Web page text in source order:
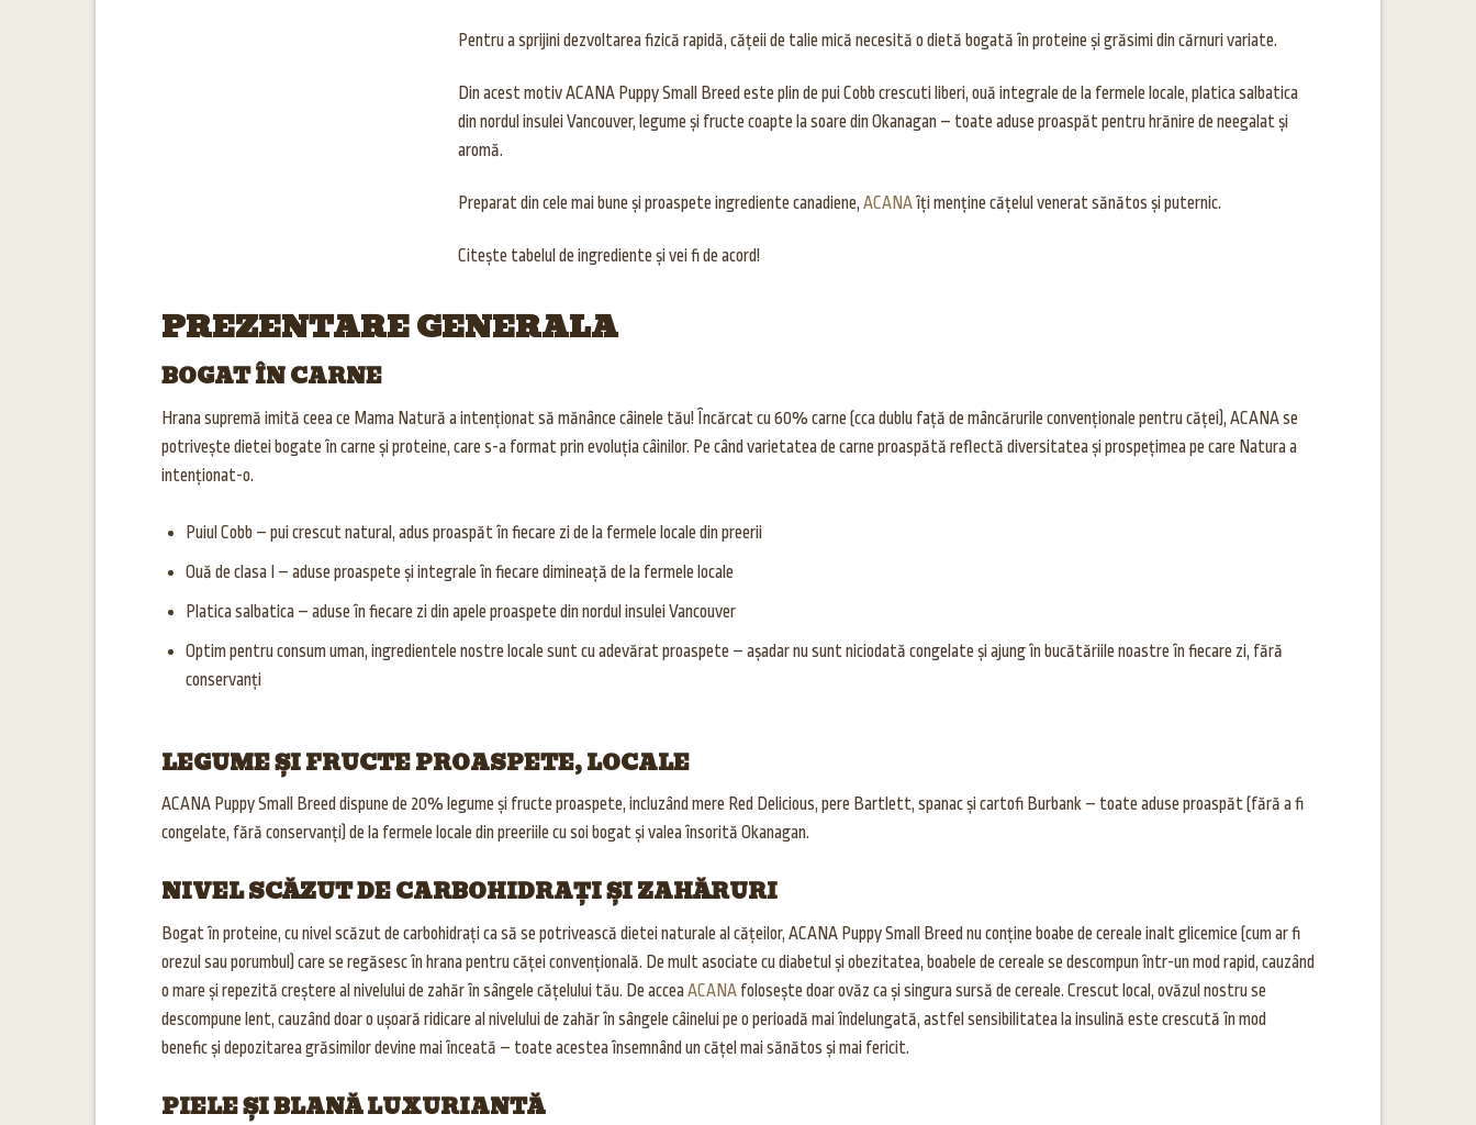
Pentru a sprijini dezvoltarea fizică rapidă, cățeii de talie mică necesită o dietă bogată în proteine și grăsimi din cărnuri variate.
Din acest motiv ACANA Puppy Small Breed este plin de pui Cobb crescuti liberi, ouă integrale de la fermele locale, platica salbatica
din nordul insulei Vancouver, legume și fructe coapte la soare din Okanagan – toate aduse proaspăt pentru hrănire de neegalat și
aromă.
Preparat din cele mai bune și proaspete ingrediente canadiene, ACANAîți menține cățelul venerat sănătos și puternic.
Citește tabelul de ingrediente și vei fi de acord!
PREZENTARE GENERALA
BOGAT ÎN CARNE
Hrana supremă imită ceea ce Mama Natură a intenționat să mănânce câinele tău! Încărcat cu 60% carne (cca dublu față de mâncărurile convenționale pentru căței), ACANA se
potrivește dietei bogate în carne și proteine, care s-a format prin evoluția câinilor. Pe când varietatea de carne proaspătă reflectă diversitatea și prospețimea pe care Natura a
intenționat-o.
Puiul Cobb – pui crescut natural, adus proaspăt în fiecare zi de la fermele locale din preerii
Ouă de clasa I – aduse proaspete și integrale în fiecare dimineață de la fermele locale
Platica salbatica – aduse în fiecare zi din apele proaspete din nordul insulei Vancouver
Optim pentru consum uman, ingredientele nostre locale sunt cu adevărat proaspete – așadar nu sunt niciodată congelate și ajung în bucătăriile noastre în fiecare zi, fără
conservanți
LEGUME ȘI FRUCTE PROASPETE, LOCALE
ACANA Puppy Small Breed dispune de 20% legume și fructe proaspete, incluzând mere Red Delicious, pere Bartlett, spanac și cartofi Burbank – toate aduse proaspăt (fără a fi
congelate, fără conservanți) de la fermele locale din preeriile cu soi bogat și valea însorită Okanagan.
NIVEL SCĂZUT DE CARBOHIDRAȚI ȘI ZAHĂRURI
Bogat în proteine, cu nivel scăzut de carbohidrați ca să se potrivească dietei naturale al cățeilor, ACANA Puppy Small Breed nu conține boabe de cereale inalt glicemice (cum ar fi
orezul sau porumbul) care se regăsesc în hrana pentru căței convențională. De mult asociate cu diabetul și obezitatea, boabele de cereale se descompun într-un mod rapid, cauzând
o mare și repezită creștere al nivelului de zahăr în sângele cățelului tău. De accea ACANA folosește doar ovăz ca și singura sursă de cereale. Crescut local, ovăzul nostru se
descompune lent, cauzând doar o ușoară ridicare al nivelului de zahăr în sângele câinelui pe o perioadă mai îndelungată, astfel sensibilitatea la insulină este crescută în mod
benefic și depozitarea grăsimilor devine mai înceată – toate acestea însemnând un cățel mai sănătos și mai fericit.
PIELE ȘI BLANĂ LUXURIANTĂ